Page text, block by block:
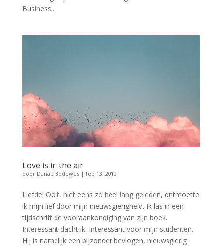
Business...
Love is in the air
door Danae Bodewes| feb 13, 2019
Liefde! Ooit, niet eens zo heel lang geleden, ontmoette
ik mijn lief door mijn nieuwsgierigheid. Ik las in een
tijdschrift de vooraankondiging van zijn boek.
Interessant dacht ik. Interessant voor mijn studenten.
Hij is namelijk een bijzonder bevlogen, nieuwsgierig